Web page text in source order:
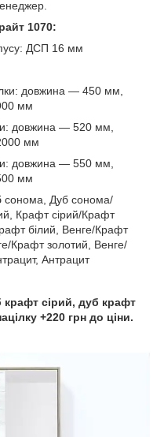
1070:
ДСП 16 мм
довжина — 450 мм,
мм
довжина — 520 мм,
мм
довжина — 550 мм,
мм
Дуб сонома/
Крафт сірий/Крафт
білий, Венге/Крафт
Крафт золотий, Венге/
Антрацит
сірий, дуб крафт
+220 грн до ціни.